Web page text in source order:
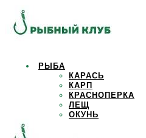
РЫБА
КАРАСЬ
КАРП
КРАСНОПЕРКА
ЛЕЩ
ОКУНЬ